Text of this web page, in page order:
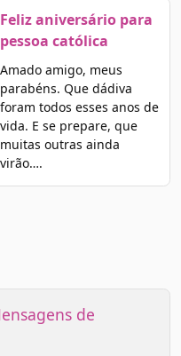
Feliz aniversário para
pessoa católica
Amado amigo, meus
parabéns. Que dádiva
foram todos esses anos de
vida. E se prepare, que
muitas outras ainda
virão….
de